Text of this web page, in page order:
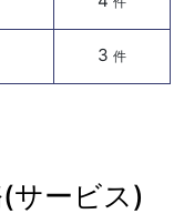
3 件
サービス)